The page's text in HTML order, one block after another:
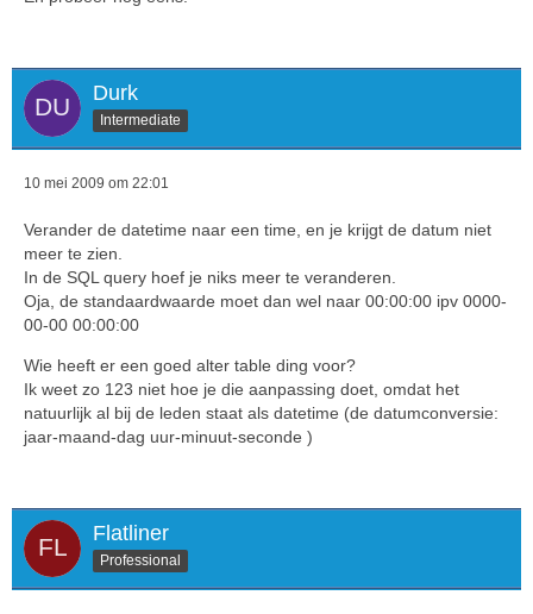
Durk
Intermediate
10 mei 2009 om 22:01
Verander de datetime naar een time, en je krijgt de datum niet
meer te zien.
In de SQL query hoef je niks meer te veranderen.
Oja, de standaardwaarde moet dan wel naar 00:00:00 ipv 0000-
00-00 00:00:00
Wie heeft er een goed alter table ding voor?
Ik weet zo 123 niet hoe je die aanpassing doet, omdat het
natuurlijk al bij de leden staat als datetime (de datumconversie:
jaar-maand-dag uur-minuut-seconde )
Flatliner
Professional